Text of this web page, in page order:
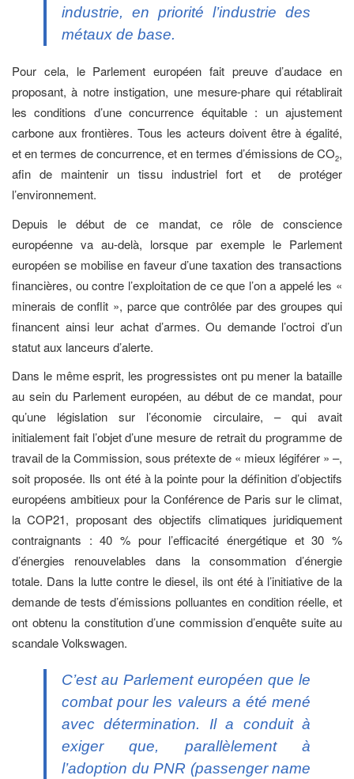
industrie, en priorité l’industrie des
métaux de base.
Pour cela, le Parlement européen fait preuve d’audace en
proposant, à notre instigation, une mesure-phare qui rétablirait
les conditions d’une concurrence équitable : un ajustement
carbone aux frontières. Tous les acteurs doivent être à égalité,
et en termes de concurrence, et en termes d’émissions de CO2,
afin de maintenir un tissu industriel fort et de protéger
l’environnement.
Depuis le début de ce mandat, ce rôle de conscience
européenne va au-delà, lorsque par exemple le Parlement
européen se mobilise en faveur d’une taxation des transactions
financières, ou contre l’exploitation de ce que l’on a appelé les «
minerais de conflit », parce que contrôlée par des groupes qui
financent ainsi leur achat d’armes. Ou demande l’octroi d’un
statut aux lanceurs d’alerte.
Dans le même esprit, les progressistes ont pu mener la bataille
au sein du Parlement européen, au début de ce mandat, pour
qu’une législation sur l’économie circulaire, – qui avait
initialement fait l’objet d’une mesure de retrait du programme de
travail de la Commission, sous prétexte de « mieux légiférer » –,
soit proposée. Ils ont été à la pointe pour la définition d’objectifs
européens ambitieux pour la Conférence de Paris sur le climat,
la COP21, proposant des objectifs climatiques juridiquement
contraignants : 40 % pour l’efficacité énergétique et 30 %
d’énergies renouvelables dans la consommation d’énergie
totale. Dans la lutte contre le diesel, ils ont été à l’initiative de la
demande de tests d’émissions polluantes en condition réelle, et
ont obtenu la constitution d’une commission d’enquête suite au
scandale Volkswagen.
C’est au Parlement européen que le
combat pour les valeurs a été mené
avec détermination. Il a conduit à
exiger que, parallèlement à
l’adoption du PNR (passenger name